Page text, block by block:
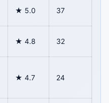
★ 5.0 37
★ 4.8 32
★ 4.7 24